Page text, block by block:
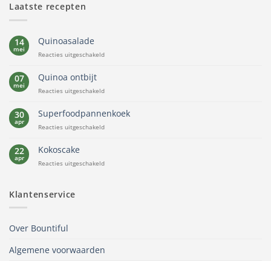
Laatste recepten
14
mei
Quinoasalade
Reacties uitgeschakeldvoor
07
mei
Quinoa ontbijt
Reacties uitgeschakeldvoor
ontbijt
30
apr
Superfoodpannenkoek
Reacties uitgeschakeldvoor
22
apr
Kokoscake
Reacties uitgeschakeldvoor
Klantenservice
Over Bountiful
Algemene voorwaarden